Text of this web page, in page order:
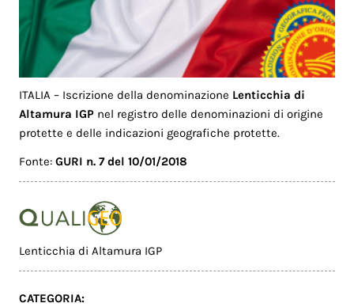
ITALIA – Iscrizione della denominazione Lenticchia di
Altamura IGP nel registro delle denominazioni di origine
protette e delle indicazioni geografiche protette.
Fonte:GURI n. 7 del 10/01/2018
Lenticchia di Altamura IGP
CATEGORIA: